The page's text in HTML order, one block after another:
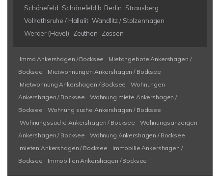
Schönefeld Schönefeld b. Berlin Strausberg
Vollrathsruhe / Hallalit Wandlitz / Stolzenhagen
Werder (Havel)
Zeuthen Zossen
Immo Ankershagen / Bocksee
Mietangebote Ankershagen /
Bocksee
Mietwohnungen Ankershagen / Bocksee
Mietwohnung Ankershagen / Bocksee
Wohnungen
Ankershagen / Bocksee
Wohnung miete Ankershagen /
Bocksee
Wohnung suche Ankershagen / Bocksee
Wohnungssuche Ankershagen / Bocksee
Wohnungsanzeigen
Ankershagen / Bocksee
Wohnung Ankershagen / Bocksee
mieten Ankershagen / Bocksee
Immobilie Ankershagen /
Bocksee
Immobilien Ankershagen / Bocksee